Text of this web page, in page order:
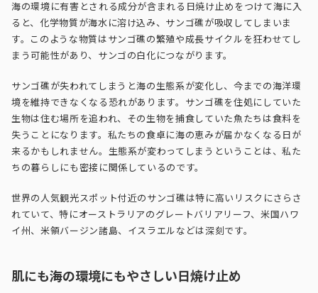
海の環境に有害とされる成分が含まれる日焼け止めをつけて海に入
ると、化学物質が海水に溶け込み、サンゴ礁が吸収してしまいま
す。このような物質はサンゴ礁の繁殖や成長サイクルを狂わせてし
まう可能性があり、サンゴの白化につながります。
サンゴ礁が失われてしまうと海の生態系が変化し、今までの海洋環
境を維持できなくなる恐れがあります。サンゴ礁を住処にしていた
生物は住む場所を追われ、その生物を捕食していた魚たちは食料を
失うことになります。私たちの食卓に海の恵みが届かなくなる日が
来るかもしれません。生態系が変わってしまうということは、私た
ちの暮らしにも密接に関係しているのです。
世界の人気観光スポット付近のサンゴ礁は特に高いリスクにさらさ
れていて、特にオーストラリアのグレートバリアリーフ、米国ハワ
イ州、米領バージン諸島、イスラエルなどは深刻です。
肌にも海の環境にもやさしい日焼け止め